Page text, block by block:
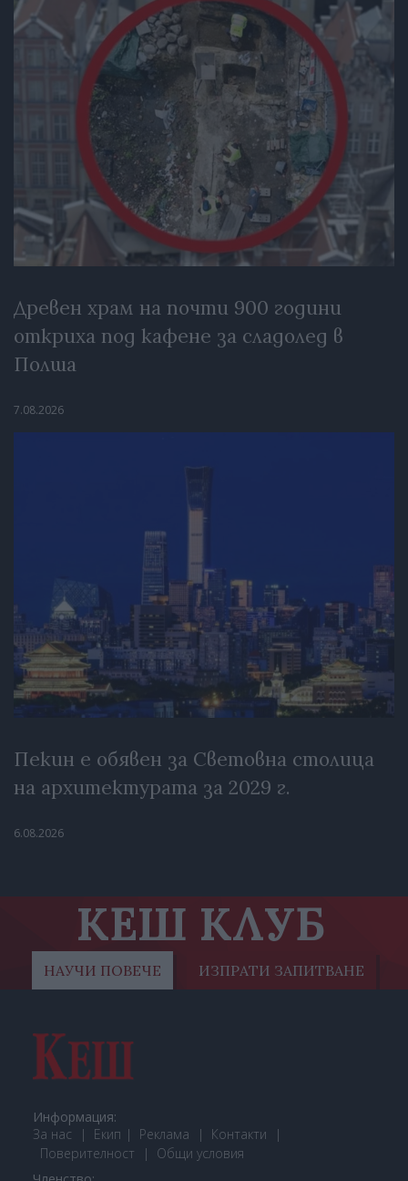
Древен храм на почти 900 години
откриха под кафене за сладолед в
Полша
7.08.2026
Пекин е обявен за Световна столица
на архитектурата за 2029 г.
6.08.2026
КЕШ КЛУБ
НАУЧИ ПОВЕЧЕ ИЗПРАТИ ЗАПИТВАНЕ
Информация:
За нас
Екип Реклама
Контакти
Поверителност
Общи условия